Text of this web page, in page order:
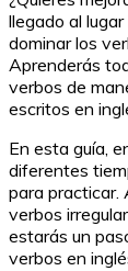
llegado al
dominar los
Aprenderás
verbos de
escritos en
En esta guía,
diferentes
para practicar.
verbos
estarás un
verbos en